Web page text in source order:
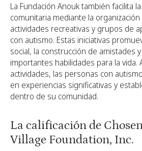
La Fundación Anouk también facilita
comunitaria mediante la
actividades recreativas y grupos de
con autismo. Estas iniciativas
social, la construcción de amistades
importantes habilidades para la vida.
actividades, las personas con
en experiencias significativas y
dentro de su comunidad.
La calificación de
Village Foundation, Inc.